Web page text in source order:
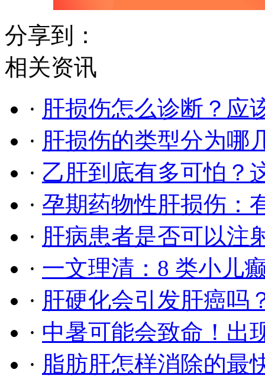
分享到：
相关资讯
· 肝损伤怎么诊断？应
· 肝损伤的类型分为哪
· 乙肝到底有多可怕？
· 孕期药物性肝损伤：
· 肝病患者是否可以注
· 一文理清：8 类小儿
· 肝硬化会引发肝癌吗
· 中暑可能会致命！出
· 脂肪肝怎样消除的最